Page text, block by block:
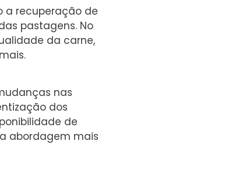
a recuperação de
pastagens. No
da carne,
nas
dos
de
abordagem mais